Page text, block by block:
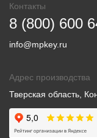
Контакты
8 (800) 600
info@mpkey.ru
Адрес производства
Тверская область,